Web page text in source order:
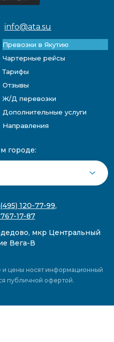
info@ata.su
Превозки в Якутию
Чартерные рейсы
Тарифы
Отзывы
Ж/Д перевозки
Дополнительные услуги
Направления
городе:
120-77-99,
17-87
мкр Центральный
Вега-В
цены носят информационный
публичной офертой.